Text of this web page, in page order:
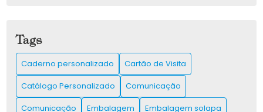
CARTÃO DE VISITA: COMO CRIAR E UTILIZAR PARA
IMPULSIONAR SUA REDE DE CONTATOS
CARTÃO DE VISITA: COMO CRIAR O SEU E IMPRESSIONAR
CLIENTES
CATÁLOGO IMPRESSO É A CHAVE PARA IMPULSIONAR SUAS
Tags
Caderno personalizado
Cartão de Visita
Catálogo Personalizado
Comunicação
Comunicação
Embalagem
Embalagem solapa